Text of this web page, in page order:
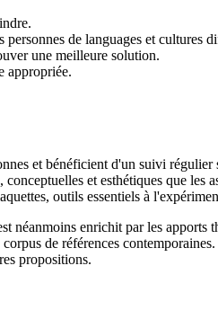
de languages et cultures
une meilleure solution.
appropriée.
et bénéficient d'un suivi
et esthétiques que
outils essentiels à
néanmoins enrichit par les
de références
propositions.